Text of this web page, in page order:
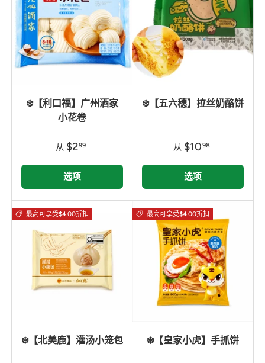
❄️【利口福】广州酒家
小花卷
从 $299
选项
❄️【五六穗】拉丝奶酪饼
从 $1098
选项
最高可享受$4.00折扣
❄️【北美鹿】灌汤小笼包
最高可享受$4.00折扣
❄️【皇家小虎】手抓饼